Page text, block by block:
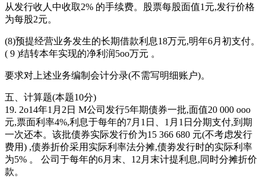
从发行收人中收取2% 的手续费。股票每股面值1元,发行价格
为每股2元。
(8)预提经营业务发生的长期借款利息18万元,明年6月初支付。
( 9 )结转本年实现的净利润5oo万元 。
要求对上述业务编制会计分录(不需写明细账户)。
五、计算题(本题10分)
19. 2o14年1月2日 M公司发行5年期债券一批,面值20 000 ooo
元,票面利率4%,利息于每年的7月1日、1月1日分期支付,到期
一次还本。该批债券实际发行价为15 366 680 元(不考虑发行
费用) ,债券折价采用实际利率法分摊,债劵发行时的实际利率
为5% 。 公司于每年的6月末、12月末计提利息,同时分摊折价
款。